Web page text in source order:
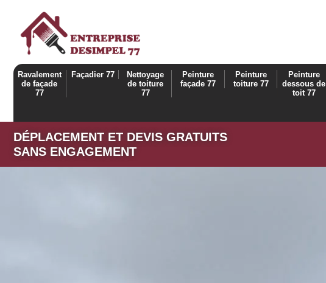
Ravalement
de façade
77
Façadier 77
Nettoyage
de toiture
77
Peinture
façade 77
Peinture
toiture 77
Peinture
dessous de
toit 77
DÉPLACEMENT ET DEVIS GRATUITS
SANS ENGAGEMENT